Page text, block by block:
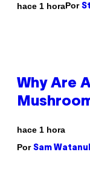
hace 1 horaPor
Why Are
hace 1 hora
Por Sam